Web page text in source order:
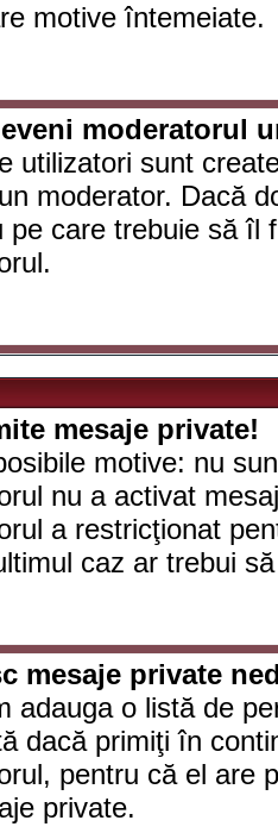
motive întemeiate.
moderatorul
utilizatori sunt
moderator. Dacă
pe care trebuie să îl
mesaje private!
motive: nu
nu a activat
a restricţionat
caz ar trebui
mesaje private
adauga o listă de
dacă primiţi în
pentru că el are
private.